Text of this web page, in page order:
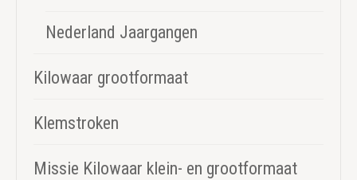
Nederland Jaargangen
Kilowaar grootformaat
Klemstroken
Missie Kilowaar klein- en grootformaat